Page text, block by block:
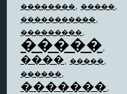
��������, �����,
�����������,
���������,
�����,
����, �����,
������,
�������,